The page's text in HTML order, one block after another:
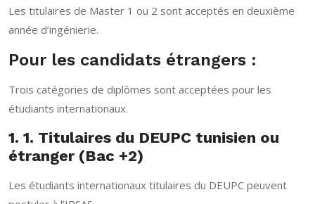
Les titulaires de Master 1 ou 2 sont acceptés en deuxième
année d’ingénierie.
Pour les candidats étrangers :
Trois catégories de diplômes sont acceptées pour les
étudiants internationaux.
1. 1. Titulaires du DEUPC tunisien ou
étranger (Bac +2)
Les étudiants internationaux titulaires du DEUPC peuvent